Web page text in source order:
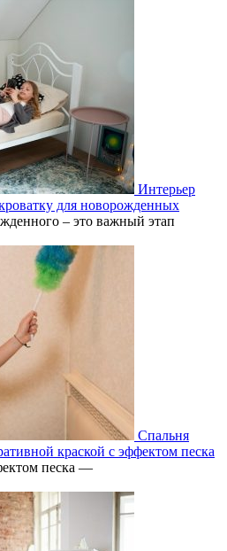
Интерьер
для новорожденных
– это важный этап
Спальня
краской с эффектом песка
песка —